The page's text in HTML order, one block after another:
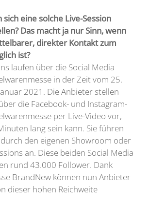
eine solche Live-Session
Das macht ja nur Sinn, wenn
direkter Kontakt zum
ist?
laufen über die Social Media
in der Zeit vom 25.
2021. Die Anbieter stellen
die Facebook- und Instagram-
per Live-Video vor,
lang sein kann. Sie führen
den eigenen Showroom oder
an. Diese beiden Social Media
rund 43.000 Follower. Dank
BrandNew können nun Anbieter
dieser hohen Reichweite